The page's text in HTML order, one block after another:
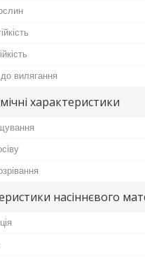
до вилягання
характеристики
насіннєвого